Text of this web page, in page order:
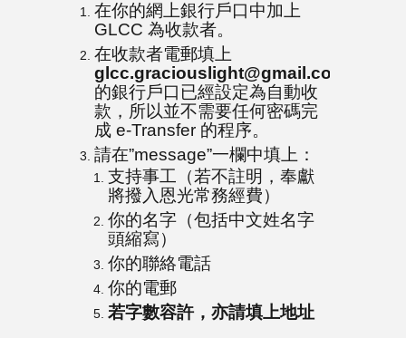
在你的網上銀行戶口中加上
GLCC 為收款者。
在收款者電郵填上
glcc.graciouslight@gmail.com
的銀行戶口已經設定為自動收
款，所以並不需要任何密碼完
成 e-Transfer 的程序。
請在”message”一欄中填上：
支持事工（若不註明，奉獻
將撥入恩光常務經費）
你的名字（包括中文姓名字
頭縮寫）
你的聯絡電話
你的電郵
若字數容許，亦請填上地址